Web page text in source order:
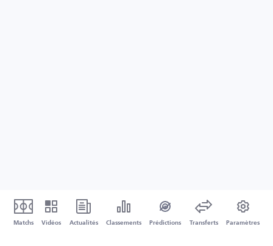
Matchs Vidéos Actualités Classements Prédictions Transferts Paramètres